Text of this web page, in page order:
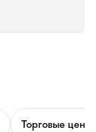
Торговые